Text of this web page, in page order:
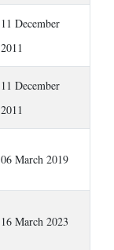
11 December
2011
11 December
2011
06 March 2019
16 March 2023